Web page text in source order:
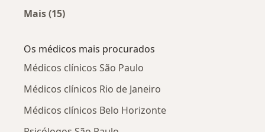
Mais (15)
Os médicos mais procurados
Médicos clínicos São Paulo
Médicos clínicos Rio de Janeiro
Médicos clínicos Belo Horizonte